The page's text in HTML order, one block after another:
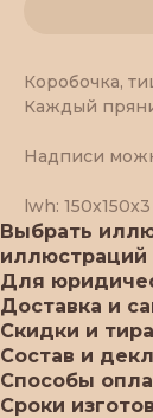
Коробочка,
Каждый
Надписи
lwh:
Выбрать
иллюстраций
Для
Доставка и
Скидки и
Состав и
Способы
Сроки